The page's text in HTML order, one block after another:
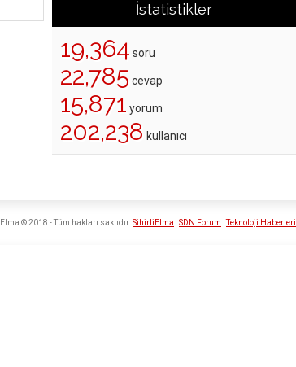
İstatistikler
19,364 soru
22,785 cevap
15,871 yorum
202,238 kullanıcı
SihirliElma SDN Forum Teknoloji Haberleri
© 2018 - Tüm hakları saklıdır